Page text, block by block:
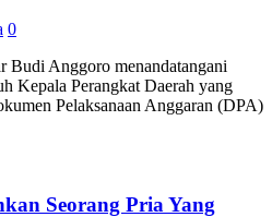
0
Budi Anggoro menandatangani
Kepala Perangkat Daerah yang
Pelaksanaan Anggaran (DPA)
Seorang Pria Yang